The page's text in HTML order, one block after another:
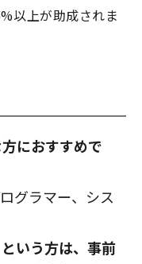
以上が助成されま
におすすめで
グラマー、シス
いう方は、事前